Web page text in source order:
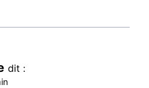
dit :